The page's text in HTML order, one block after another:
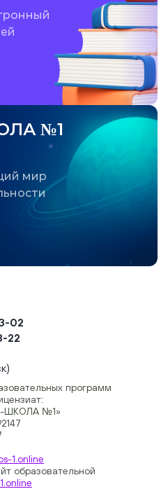
№1
мир
02
22
программ
ШКОЛА №1»
1.online
образовательной